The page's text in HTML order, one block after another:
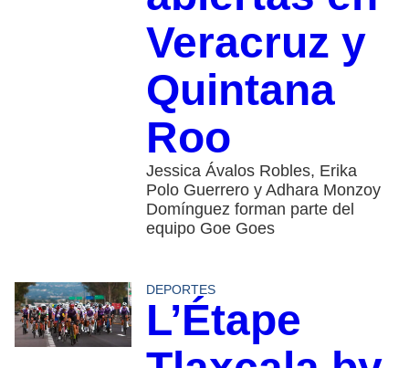
Veracruz y
Quintana
Roo
Jessica Ávalos Robles, Erika
Polo Guerrero y Adhara Monzoy
Domínguez forman parte del
equipo Goe Goes
DEPORTES
L’Étape